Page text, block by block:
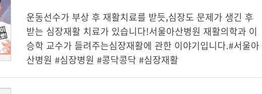
운동선수가 부상 후 재활치료를 받듯,심장도 문제가 생긴 후
받는 심장재활 치료가 있습니다!서울아산병원 재활의학과 이
승학 교수가 들려주는심장재활에 관한 이야기입니다.#서울아
산병원 #심장병원 #콩닥콩닥 #심장재활